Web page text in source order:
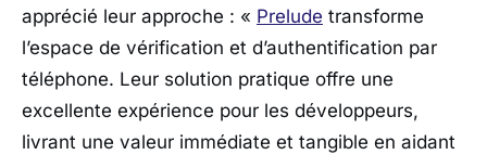
apprécié leur approche : « Prelude transforme
l’espace de vérification et d’authentification par
téléphone. Leur solution pratique offre une
excellente expérience pour les développeurs,
livrant une valeur immédiate et tangible en aidant